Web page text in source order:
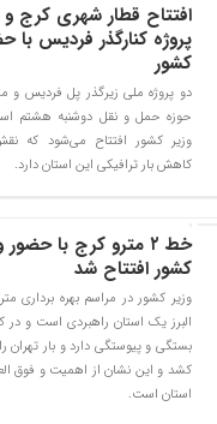
افتتاح قطار شهری کرج و
پروژه کنارگذر فردیس با
کشور
دو پروژه ملی زیرگذر پل فردیس و
حوزه حمل و نقل دوشنبه هشتم
وزیر کشور افتتاح می‌شود که
کاهش بار ترافیکی این استان دارد.
خط ۲ مترو کرج با حضور
کشور افتتاح شد
وزیر کشور در مراسم بهره برداری
البرز یک استان راهبردی است و در
بستگی و پیوستگی دارد و بار
کشد و این نشان از اهمیت و فوق
استان است.